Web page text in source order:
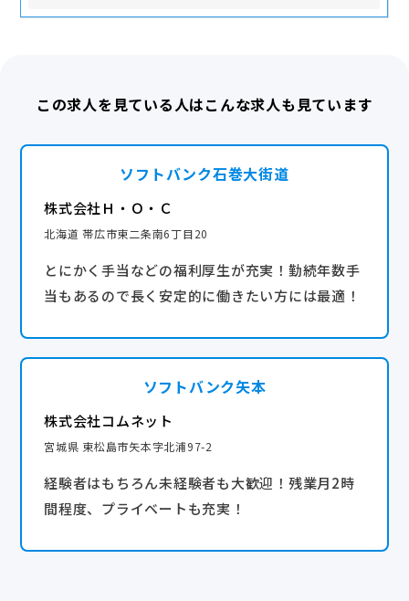
この求人を見ている人はこんな求人も見ています
ソフトバンク石巻大街道
株式会社Ｈ・Ｏ・Ｃ
北海道 帯広市東二条南6丁目20
とにかく手当などの福利厚生が充実！勤続年数手
当もあるので長く安定的に働きたい方には最適！
ソフトバンク矢本
株式会社コムネット
宮城県 東松島市矢本字北浦97-2
経験者はもちろん未経験者も大歓迎！残業月2時
間程度、プライベートも充実！